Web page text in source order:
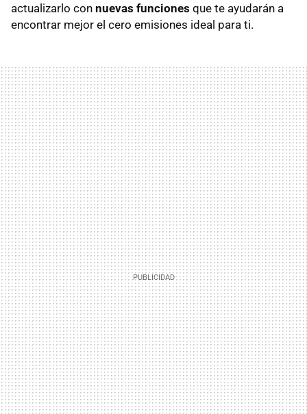
actualizarlo con nuevas funciones que te ayudarán a
encontrar mejor el cero emisiones ideal para ti.